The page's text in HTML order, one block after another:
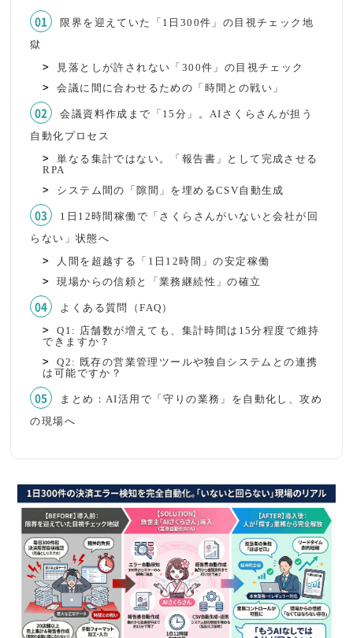
限界を迎えていた「1日300件」の目視チェック地
獄
見落としが許されない「300件」の目視チェック
会議に間に合わせるための「時間との戦い」
会議資料作成まで「15分」。AIさくらさんが担う
自動化プロセス
単なる集計ではない。「報告書」として完成させる
RPA
システム間の「隙間」を埋めるCSV自動生成
1日12時間稼働で「さくらさんがいないと会社が回
らない」状態へ
人間を超越する「1日12時間」の安定稼働
現場からの信頼と「業務継続性」の確立
よくある質問（FAQ）
Q1: 店舗数が増えても、集計時間は15分程度で維持
できますか？
Q2: 既存の営業管理ツールや独自システムとの連携
は可能ですか？
まとめ：AI活用で「守りの業務」を自動化し、攻め
の現場へ